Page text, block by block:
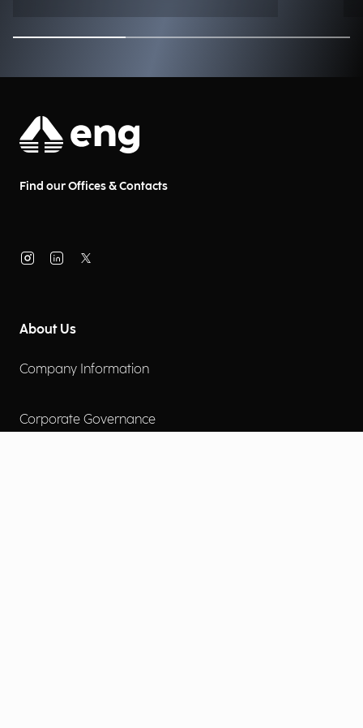
Find our Offices & Contacts
About Us
Company Information
Corporate Governance